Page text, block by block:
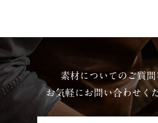
素材についてのご質問
お気軽にお問い合わせく